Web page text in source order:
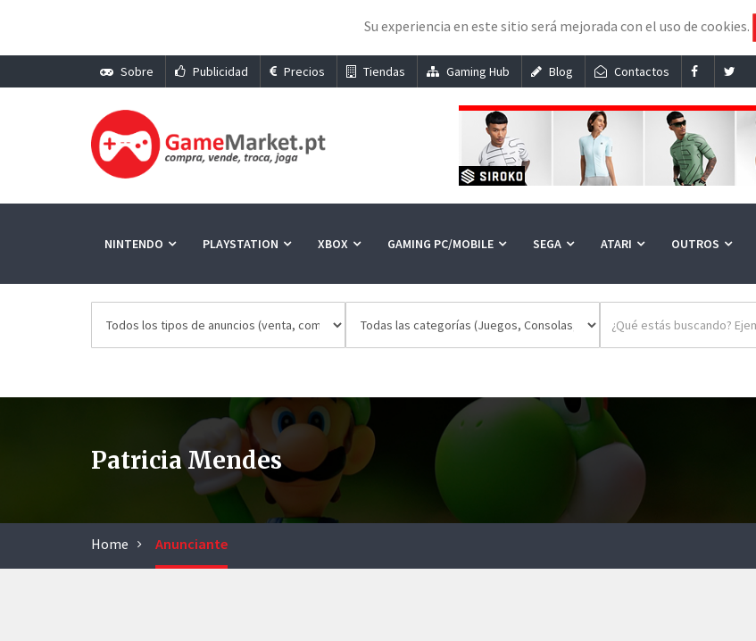
Su experiencia en este sitio será mejorada con el uso de cookies.
Sobre Publicidad Precios Tiendas Gaming Hub Blog Contactos
NINTENDO PLAYSTATION XBOX GAMING PC/MOBILE SEGA ATARI OUTROS
Patricia Mendes
Home Anunciante